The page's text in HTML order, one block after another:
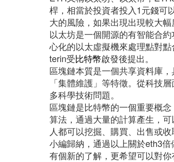
桿，相當於投資者投入1元錢可
大的風險，如果出現出現較大
以太坊是一個開源的有智能合
心化的以太虛擬機來處理點對
terin受比特幣啟發後提出。
區塊鏈本質是一個共享資料庫
「集體維護」等特徵。從科技
多科學技術問題。
區塊鏈是比特幣的一個重要概
算法，通過大量的計算產生，
人都可以挖掘、購買、出售或收
小編歸納，通過以上關於eth3
有個新的了解，更希望可以對你